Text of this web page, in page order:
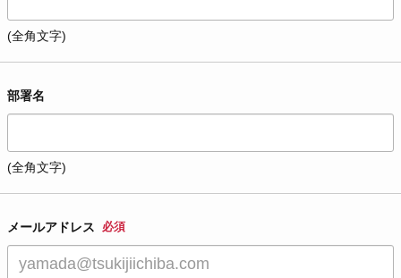
(全角文字)
部署名
(全角文字)
メールアドレス 必須